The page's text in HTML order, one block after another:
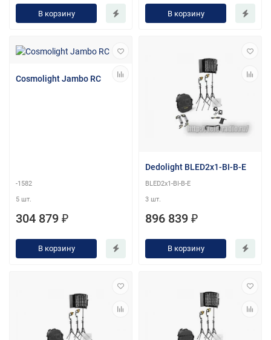
В корзину В корзину
Cosmolight Jambo RC
-1582
5 шт.
304 879 ₽
В корзину
Dedolight BLED2x1-BI-B-E
BLED2x1-BI-B-E
3 шт.
896 839 ₽
В корзину